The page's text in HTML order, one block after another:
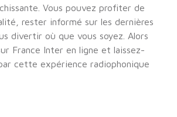
Vous pouvez profiter de
rester informé sur les dernières
divertir où que vous soyez. Alors
France Inter en ligne et laissez-
cette expérience radiophonique